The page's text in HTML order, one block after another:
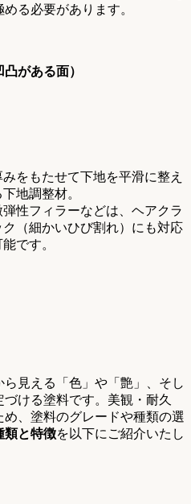
める必要があります。
がある面）
みをもたせて下地を平滑に整え
下地調整材。
弾性フィラーなどは、ヘアクラ
ク（細かいひび割れ）にも対応
です。
見える「色」や「艶」、そし
ける塗料です。美観・耐久
、塗料のグレードや種類の選
類と特徴を以下にご紹介いたし